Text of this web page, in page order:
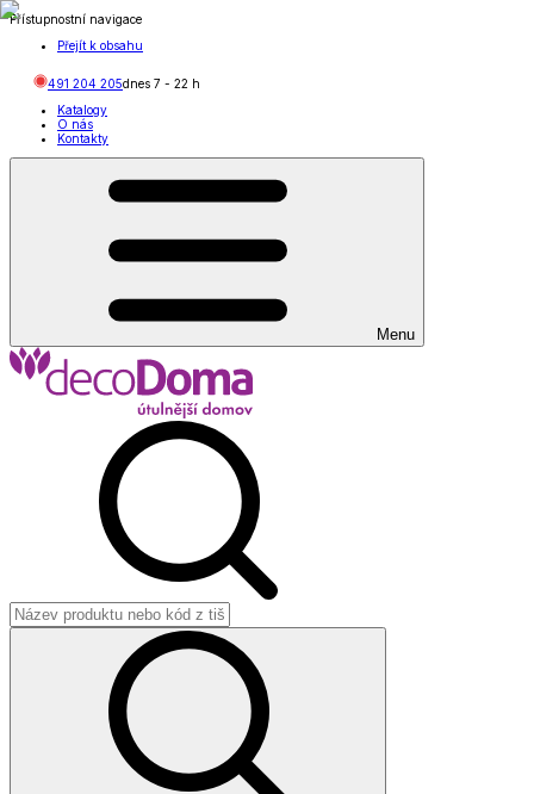
Přístupnostní navigace
Přejít k obsahu
491 204 205dnes 7 - 22 h
Katalogy
O nás
Kontakty
Menu